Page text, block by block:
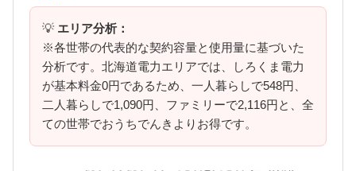
💡 エリア分析：
※各世帯の代表的な契約容量と使用量に基づいた
分析です。北海道電力エリアでは、しろくま電力
が基本料金0円であるため、一人暮らしで548円、
二人暮らしで1,090円、ファミリーで2,116円と、全
ての世帯でおうちでんきよりお得です。